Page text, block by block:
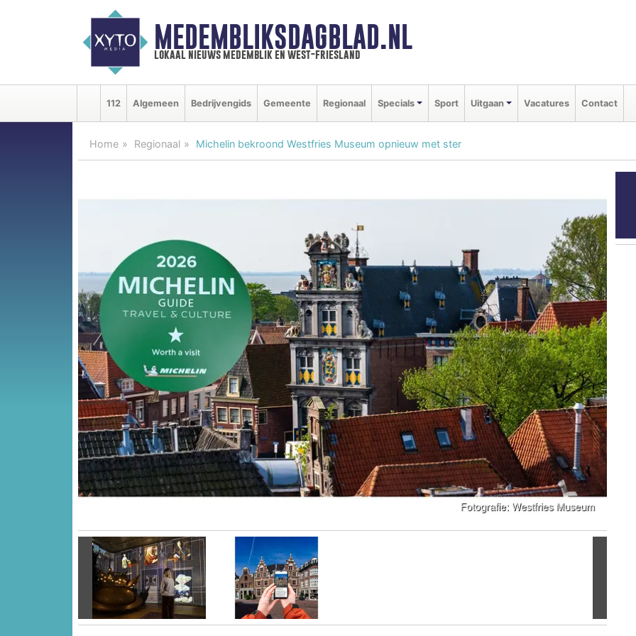
MEDEMBLIKSDAGBLAD.NL
lokaal nieuws medemblik en west-friesland
112 Algemeen Bedrijvengids Gemeente Regionaal Specials Sport Uitgaan Vacatures Contact
Home Regionaal Michelin bekroond Westfries Museum opnieuw met ster
Vorige